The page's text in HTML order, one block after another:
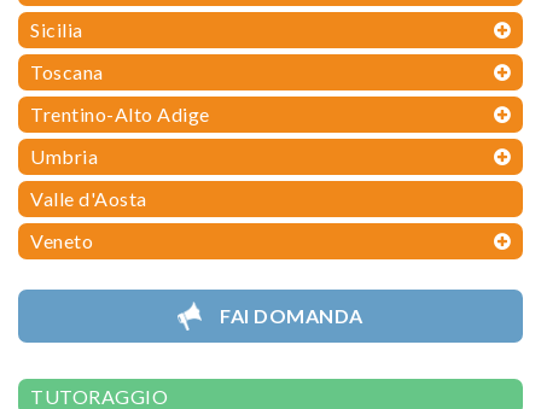
Sicilia
Toscana
Trentino-Alto Adige
Umbria
Valle d'Aosta
Veneto
FAI DOMANDA
TUTORAGGIO